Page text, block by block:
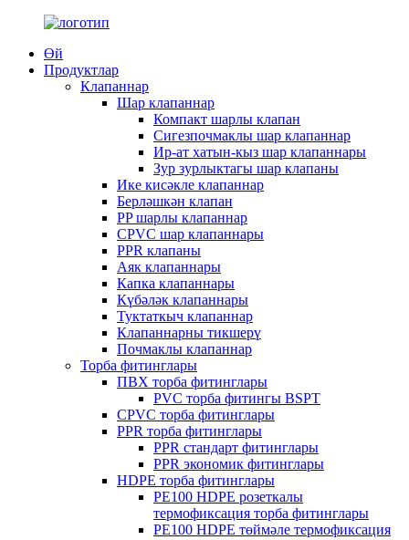
Өй
Продуктлар
Клапаннар
Шар клапаннар
Компакт шарлы клапан
Сигезпочмаклы шар клапаннар
Ир-ат хатын-кыз шар клапаннары
Зур зурлыктагы шар клапаны
Ике кисәкле клапаннар
Берләшкән клапан
PP шарлы клапаннар
CPVC шар клапаннары
PPR клапаны
Аяк клапаннары
Капка клапаннары
Күбәләк клапаннары
Туктаткыч клапаннар
Клапаннарны тикшерү
Почмаклы клапаннар
Торба фитинглары
ПВХ торба фитинглары
PVC торба фитингы BSPT
CPVC торба фитинглары
PPR торба фитинглары
PPR стандарт фитинглары
PPR экономик фитинглары
HDPE торба фитинглары
PE100 HDPE розеткалы
термофиксация торба фитинглары
PE100 HDPE төймәле термофиксация